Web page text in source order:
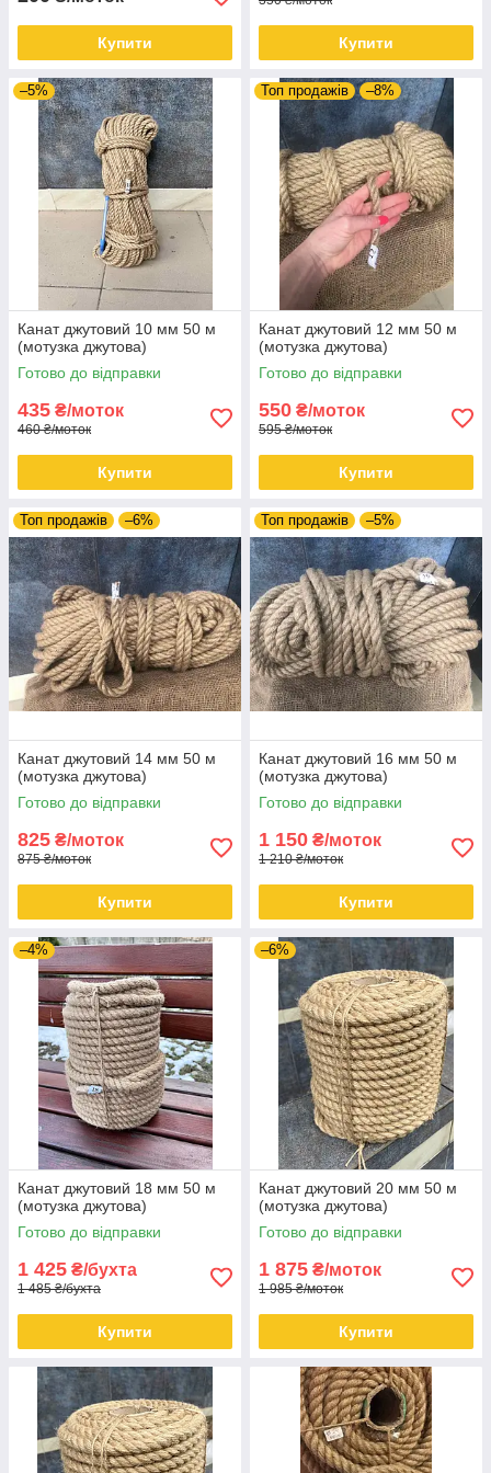
Купити Купити
–5%
Канат джутовий 10 мм 50 м
(мотузка джутова)
Готово до відправки
435 ₴/моток
460 ₴/моток
Купити
Топ продажів –8%
Канат джутовий 12 мм 50 м
(мотузка джутова)
Готово до відправки
550 ₴/моток
595 ₴/моток
Купити
Топ продажів –6%
Канат джутовий 14 мм 50 м
(мотузка джутова)
Готово до відправки
825 ₴/моток
875 ₴/моток
Купити
Топ продажів –5%
Канат джутовий 16 мм 50 м
(мотузка джутова)
Готово до відправки
1 150 ₴/моток
1 210 ₴/моток
Купити
–4%
Канат джутовий 18 мм 50 м
(мотузка джутова)
Готово до відправки
1 425 ₴/бухта
1 485 ₴/бухта
Купити
–6%
Канат джутовий 20 мм 50 м
(мотузка джутова)
Готово до відправки
1 875 ₴/моток
1 985 ₴/моток
Купити